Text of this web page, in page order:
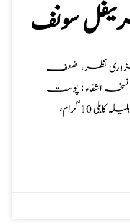
سونف
نظر، ضعف
الشفاء : پوست
ہلیلہ زرد 10 گرام، پوست ہلیلہ کابلی 10 گرام،